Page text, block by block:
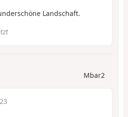
Landschaft.
Mbar2